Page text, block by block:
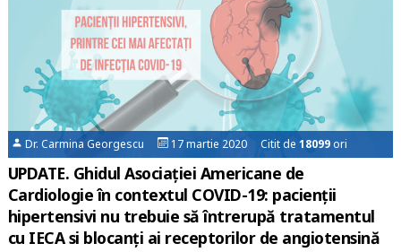
Dr. Carmina Georgescu 17 martie 2020 Citit de18099 ori
UPDATE. Ghidul Asociației Americane de
Cardiologie în contextul COVID-19: pacienții
hipertensivi nu trebuie să întrerupă tratamentul
cu IECA si blocanți ai receptorilor de angiotensină